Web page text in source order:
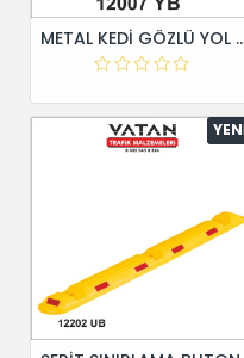
METAL KEDİ